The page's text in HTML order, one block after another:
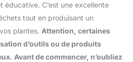
éducative. C’est une excellente
tout en produisant un
plantes. Attention, certaines
d’outils ou de produits
Avant de commencer, n’oubliez